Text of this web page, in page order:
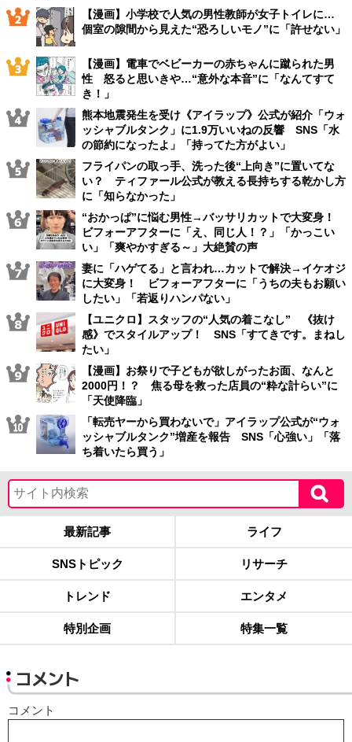
【漫画】小学校で人気の男性教師が女子トイレに…
個室の隙間から見えた“恐ろしいモノ”に「許せない」
【漫画】電車でベビーカーの赤ちゃんに蹴られた男
性 怒ると思いきや…“意外な本音”に「なんてすて
き！」
熊本地震発生を受け《アイラップ》公式が紹介「ウォ
ッシャブルタンク」に1.9万いいねの反響 SNS「水
の節約になったよ」「持ってた方がよい」
フライパンの取っ手、洗った後“上向き”に置いてな
い？ ティファール公式が教える長持ちする乾かし方
に「知らなかった」
“おかっぱ”に悩む男性→バッサリカットで大変身！
ビフォーアフターに「え、同じ人！？」「かっこい
い」「爽やかすぎる～」大絶賛の声
妻に「ハゲてる」と言われ…カットで解決→イケオジ
に大変身！ ビフォーアフターに「うちの夫もお願い
したい」「若返りハンパない」
【ユニクロ】スタッフの“人気の着こなし” 《抜け
感》でスタイルアップ！ SNS「すてきです。まねし
たい」
【漫画】お祭りで子どもが欲しがったお面、なんと
2000円！？ 焦る母を救った店員の“粋な計らい”に
「天使降臨」
「転売ヤーから買わないで」アイラップ公式が“ウォ
ッシャブルタンク”増産を報告 SNS「心強い」「落
ち着いたら買う」
最新記事 ライフ
SNSトピック リサーチ
トレンド エンタメ
特別企画 特集一覧
コメント
コメント